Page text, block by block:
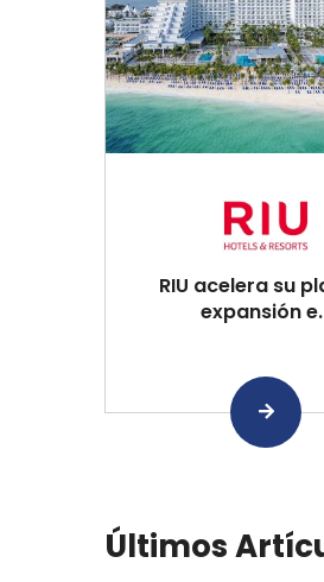
RIU acelera su
expansión
Últimos